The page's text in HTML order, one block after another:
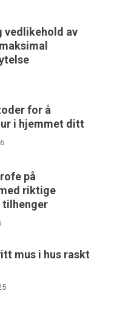
vedlikehold av
for å
i hjemmet ditt
på
riktige
mus i hus raskt